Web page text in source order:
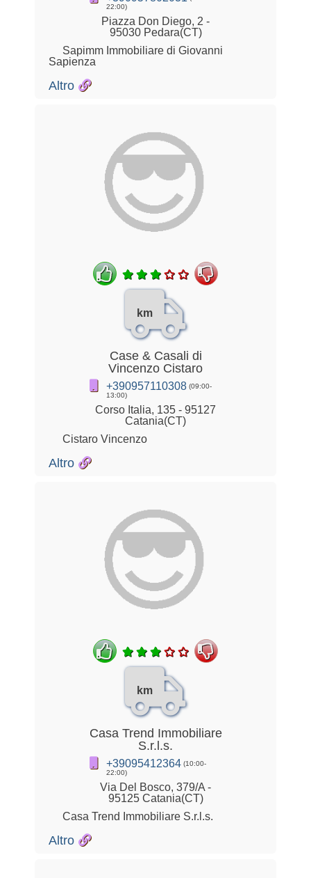
22:00)
Piazza Don Diego, 2 -
95030 Pedara(CT)
Sapimm Immobiliare di Giovanni
Sapienza
Altro
km
Case & Casali di
Vincenzo Cistaro
+390957110308 (09:00-
13:00)
Corso Italia, 135 - 95127
Catania(CT)
Cistaro Vincenzo
Altro
km
Casa Trend Immobiliare
S.r.l.s.
+39095412364 (10:00-
22:00)
Via Del Bosco, 379/A -
95125 Catania(CT)
Casa Trend Immobiliare S.r.l.s.
Altro